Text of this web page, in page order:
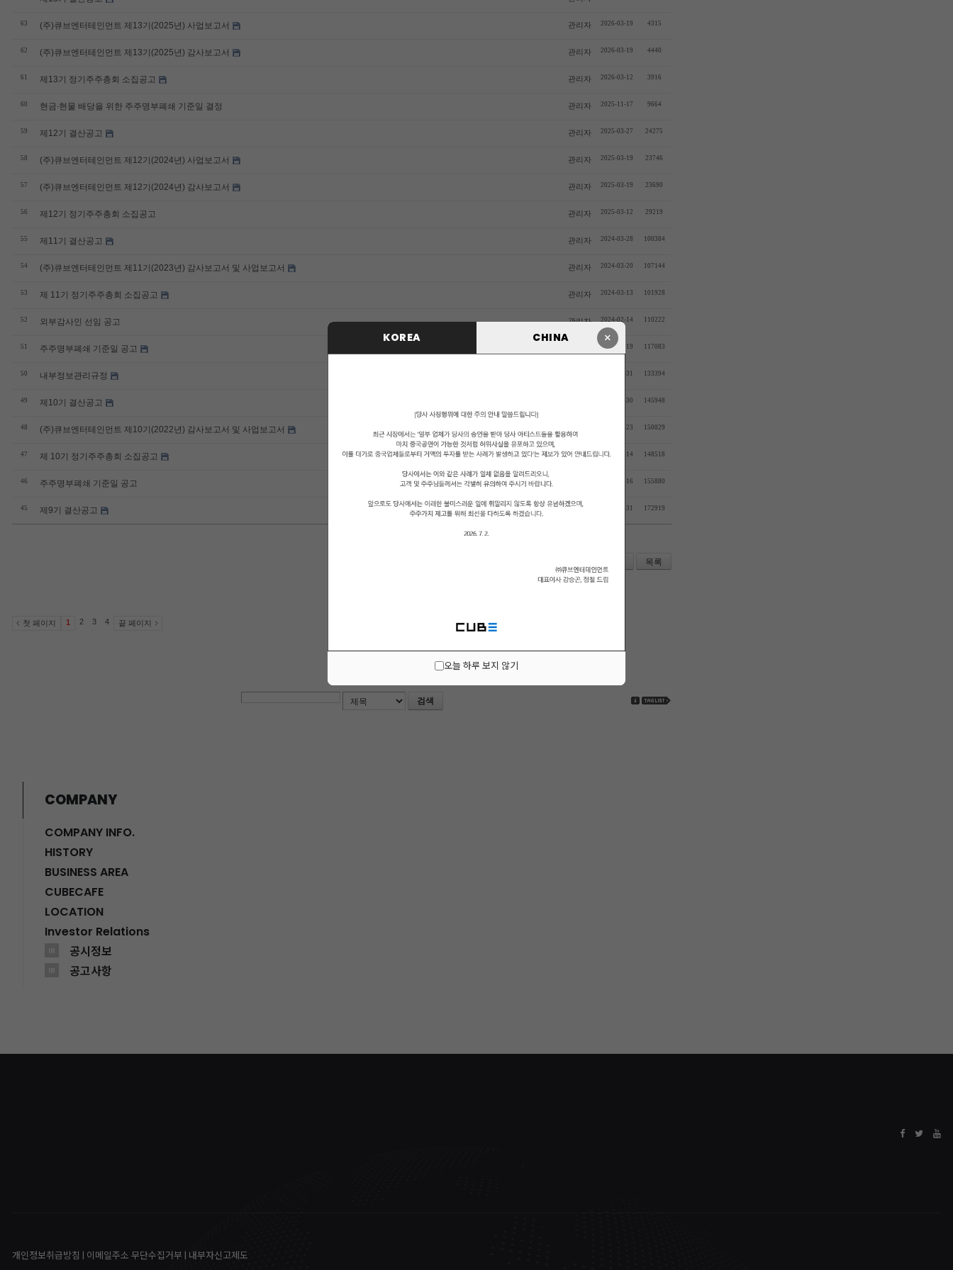
×
KOREA CHINA
오늘 하루 보지 않기
63 (주)큐브엔터테인먼트 제13기(2025년) 사업보고서 관리자 2026-03-19 4315
62 (주)큐브엔터테인먼트 제13기(2025년) 감사보고서 관리자 2026-03-19 4440
61 제13기 정기주주총회 소집공고 관리자 2026-03-12 3916
60 현금∙현물 배당을 위한 주주명부폐쇄 기준일 결정 관리자 2025-11-17 9664
59 제12기 결산공고 관리자 2025-03-27 24275
58 (주)큐브엔터테인먼트 제12기(2024년) 사업보고서 관리자 2025-03-19 23746
57 (주)큐브엔터테인먼트 제12기(2024년) 감사보고서 관리자 2025-03-19 23690
56 제12기 정기주주총회 소집공고 관리자 2025-03-12 29219
55 제11기 결산공고 관리자 2024-03-28 100384
54 (주)큐브엔터테인먼트 제11기(2023년) 감사보고서 및 사업보고서 관리자 2024-03-20 107144
53 제 11기 정기주주총회 소집공고 관리자 2024-03-13 101928
52 외부감사인 선임 공고 관리자 2024-02-14 110222
51 주주명부폐쇄 기준일 공고 2023-12-19 117083
50 내부정보관리규정 2023-08-31 133394
49 제10기 결산공고 2023-03-30 145948
48 (주)큐브엔터테인먼트 제10기(2022년) 감사보고서 및 사업보고서 2023-03-23 150029
47 제 10기 정기주주총회 소집공고 관리자 2023-03-14 148518
46 주주명부폐쇄 기준일 공고 2022-12-16 155880
45 제9기 결산공고 관리자 2022-03-31 172919
목록
첫 페이지 1 2 3 4 끝 페이지
검색
COMPANY
COMPANY INFO.
HISTORY
BUSINESS AREA
CUBECAFE
LOCATION
Investor Relations
공시정보
공고사항
개인정보취급방침 | 이메일주소 무단수집거부 | 내부자신고제도